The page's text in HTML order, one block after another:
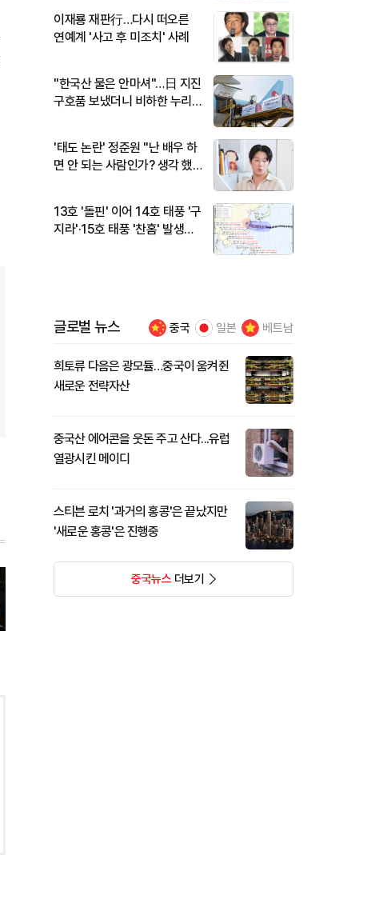
이재룡 재판行…다시 떠오른
연예계 '사고 후 미조치' 사례
"한국산 물은 안마셔"…日 지진
구호품 보냈더니 비하한 누리
'태도 논란' 정준원 "난 배우 하
면 안 되는 사람인가? 생각 했
13호 '돌핀' 이어 14호 태풍 '구
지라'·15호 태풍 '찬홈' 발생…
글로벌 뉴스 중국 일본 베트남
희토류 다음은 광모듈…중국이 움켜쥔
새로운 전략자산
중국산 에어콘을 웃돈 주고 산다...유럽
열광시킨 메이디
스티븐 로치 '과거의 홍콩'은 끝났지만
'새로운 홍콩'은 진행중
중국뉴스더보기